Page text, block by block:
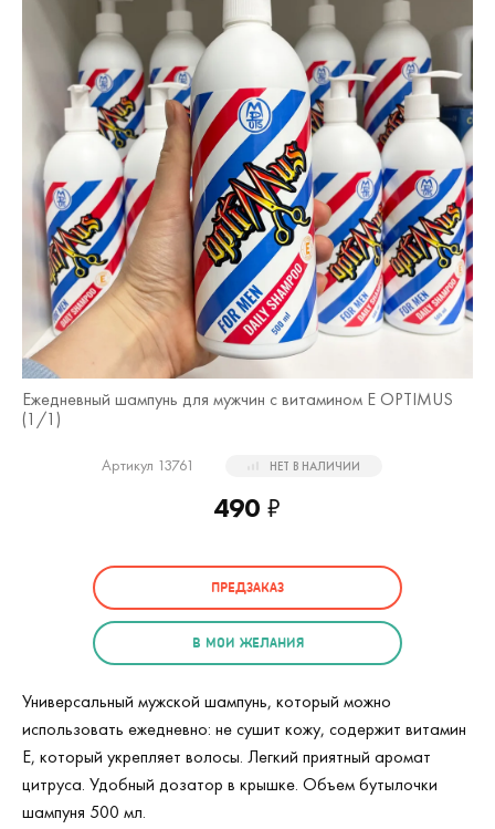
Ежедневный шампунь для мужчин с витамином Е OPTIMUS
(1 /1)
Артикул 13761 НЕТ В НАЛИЧИИ
490 ₽
ПРЕДЗАКАЗ
В МОИ ЖЕЛАНИЯ
Универсальный мужской шампунь, который можно
использовать ежедневно: не сушит кожу, содержит витамин
Е, который укрепляет волосы. Легкий приятный аромат
цитруса. Удобный дозатор в крышке. Объем бутылочки
шампуня 500 мл.